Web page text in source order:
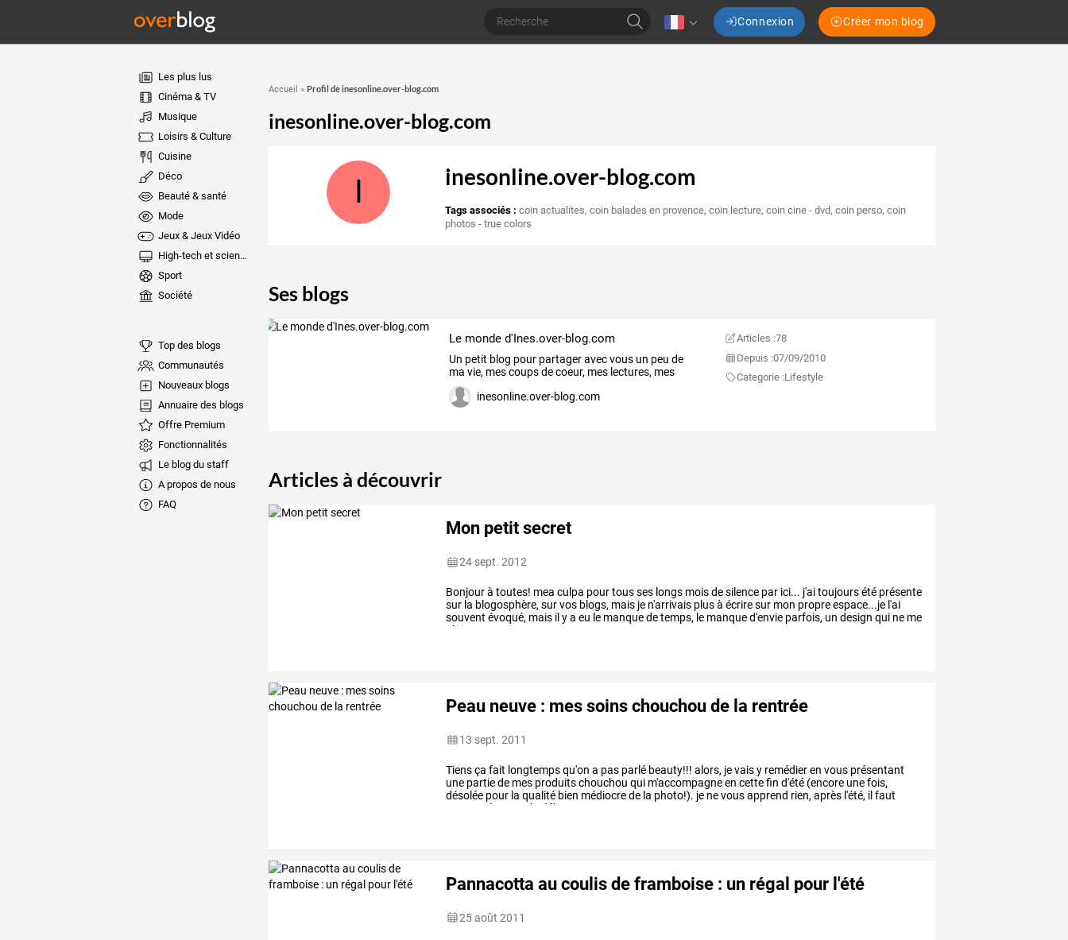
Connexion Créer mon blog
Les plus lus
Cinéma & TV
Musique
Loisirs & Culture
Cuisine
Déco
Beauté & santé
Mode
Jeux & Jeux Vidéo
High-tech et sciences
Sport
Société
Top des blogs
Communautés
Nouveaux blogs
Annuaire des blogs
Offre Premium
Fonctionnalités
Le blog du staff
A propos de nous
FAQ
Accueil » Profil de inesonline.over-blog.com
inesonline.over-blog.com
I inesonline.over-blog.com
Tags associés : coin actualites,coin balades en provence,coin lecture,coin cine - dvd,coin perso,coin
photos - true colors
Ses blogs
Le monde d'Ines.over-blog.com
Un petit blog pourpartageravecvousun peu de
ma vie,mescoupsdecoeur,meslectures,mes
recettes,
inesonline.over-blog.com
Articles :78
Depuis :07/09/2010
Categorie :Lifestyle
Articles à découvrir
Mon petit secret
24 sept. 2012
Bonjourà toutes! mea culpa pourtousses longs moisdesilence par ici... j'aitoujoursété présente
sur la blogosphère, survos blogs, mais je n'arrivais plusà écriresur mon propreespace...je l'ai
souvent évoqué, mais il ya eu le manquedetemps, le manqued'envie parfois, un design qui ne me
plait
mais
Peau neuve : mes soins chouchou de la rentrée
13 sept. 2011
Tiensça fait longtempsqu'on a pas parlé beauty!!! alors, jevaisy remédieren vous présentant
une partiede mes produitschouchou qui m'accompagneen cettefin d'été (encore unefois,
désolée pour la qualité bien médiocrede la photo!). je nevousapprend rien, après l'été, il faut
la la débarrasser
Pannacotta au coulis de framboise : un régal pour l'été
25 août 2011